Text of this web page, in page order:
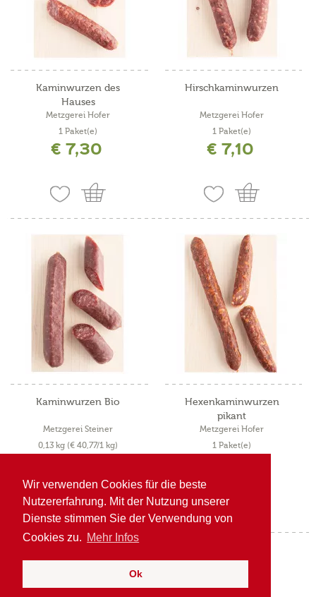
Wir verwenden Cookies für die beste
Nutzererfahrung. Mit der Nutzung unserer
Dienste stimmen Sie der Verwendung von
Cookies zu. Mehr Infos
Ok
Kaminwurzen des
Hauses
Metzgerei Hofer
1 Paket(e)
€ 7,30
Hirschkaminwurzen
Metzgerei Hofer
1 Paket(e)
€ 7,10
Kaminwurzen Bio
Metzgerei Steiner
0,13 kg (€ 40,77/1 kg)
Hexenkaminwurzen
pikant
Metzgerei Hofer
1 Paket(e)
von2